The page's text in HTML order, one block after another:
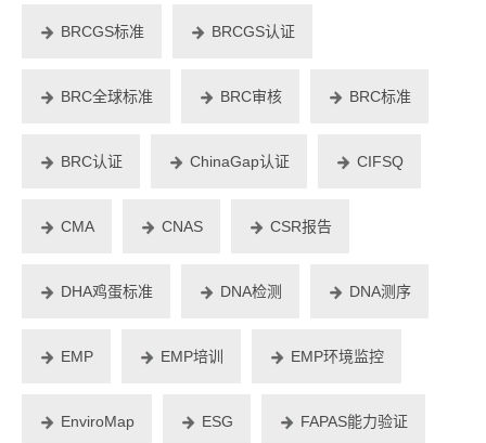
BRCGS标准 BRCGS认证
BRC全球标准 BRC审核 BRC标准
BRC认证 ChinaGap认证 CIFSQ
CMA CNAS CSR报告
DHA鸡蛋标准 DNA检测 DNA测序
EMP EMP培训 EMP环境监控
EnviroMap ESG FAPAS能力验证